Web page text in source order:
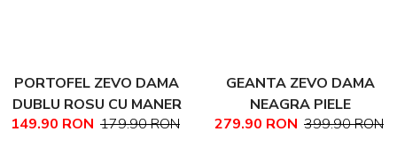
PORTOFEL ZEVO DAMA
DUBLU ROSU CU MANER
PIELE NATURALA
149.90 RON 179.90 RON
GEANTA ZEVO DAMA
NEAGRA PIELE
NATURALA TEXTURATA
279.90 RON 399.90 RON